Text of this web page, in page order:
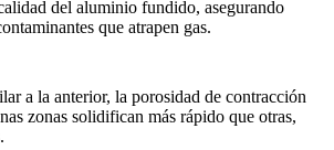
del aluminio fundido, asegurando
que atrapen gas.
a la anterior, la porosidad de contracción
zonas solidifican más rápido que otras,